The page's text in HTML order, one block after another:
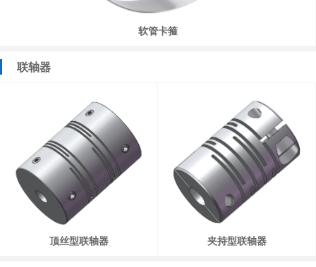
软管卡箍
联轴器
顶丝型联轴器 夹持型联轴器